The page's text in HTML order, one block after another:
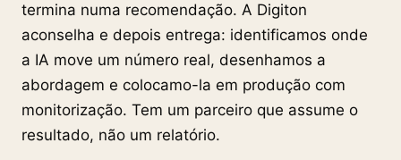
termina numa recomendação. A Digiton
aconselha e depois entrega: identificamos onde
a IA move um número real, desenhamos a
abordagem e colocamo-la em produção com
monitorização. Tem um parceiro que assume o
resultado, não um relatório.